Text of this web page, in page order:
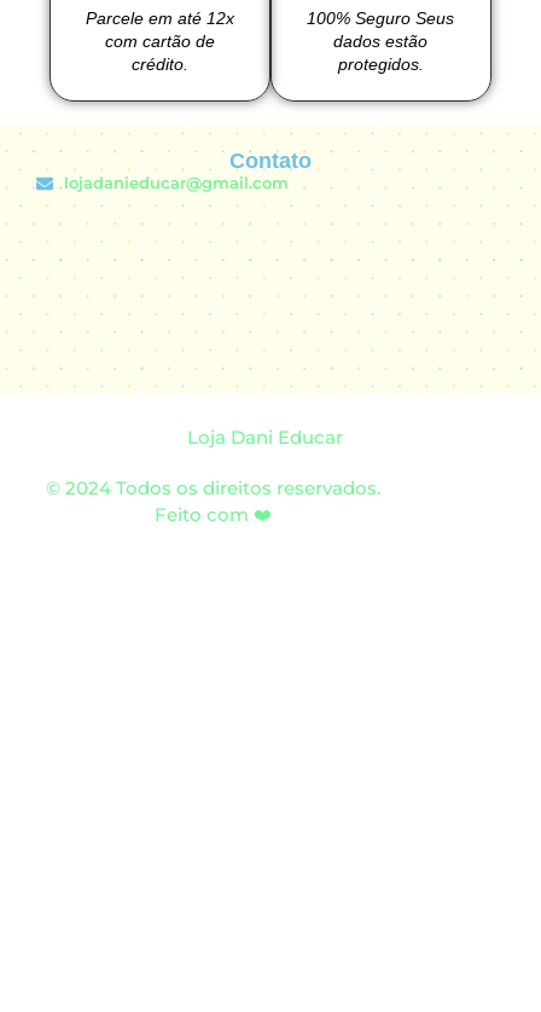
Parcele em até 12x
com cartão de
crédito.
100% Seguro Seus
dados estão
protegidos.
Contato
lojadanieducar@gmail.com
Loja Dani Educar
© 2024 Todos os direitos reservados.
Feito com ❤️